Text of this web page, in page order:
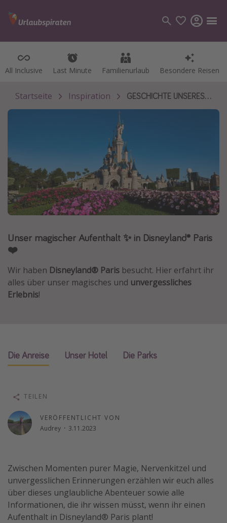
All Inclusive Last Minute Familienurlaub Besondere Reisen
All Inclusive Last Minute Familienurlaub Besondere Reisen
Kategorien
Flüge
Hotel
Reiseziele
Alle Reiseziele
Bodensee Urlaub
Normandie Urlaub
Goa Urlaub
St. Lucia Urlaub
Kefalonia Urlaub
Japan Rundreise
Alle Reisethemen
Wellnessurlaub
Disneyland Paris
Wochenendtrip
Singlereisen
Strandurlaub
Gruppenreisen
Startseite Inspiration GESCHICHTE UNSERES MAGISCHEN & UNVERGESSLICHEN ABENTEUERS IN DISNEYLAND® PARIS
Unser magischer Aufenthalt ✨ in Disneyland® Paris
❤️
Wir haben Disneyland® Paris besucht. Hier erfahrt ihr
alles über unser magisches und unvergessliches
Erlebnis!
Die Anreise Unser Hotel Die Parks
VERÖFFENTLICHT VON
Audrey · 3.11.2023
TEILEN
Zwischen Momenten purer Magie, Nervenkitzel und
unvergesslichen Erinnerungen erzählen wir euch alles
über dieses unglaubliche Abenteuer sowie alle
Informationen, die ihr wissen müsst, wenn ihr einen
Aufenthalt in Disneyland® Paris plant!